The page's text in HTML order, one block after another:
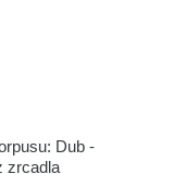
Dub -
zrcadla